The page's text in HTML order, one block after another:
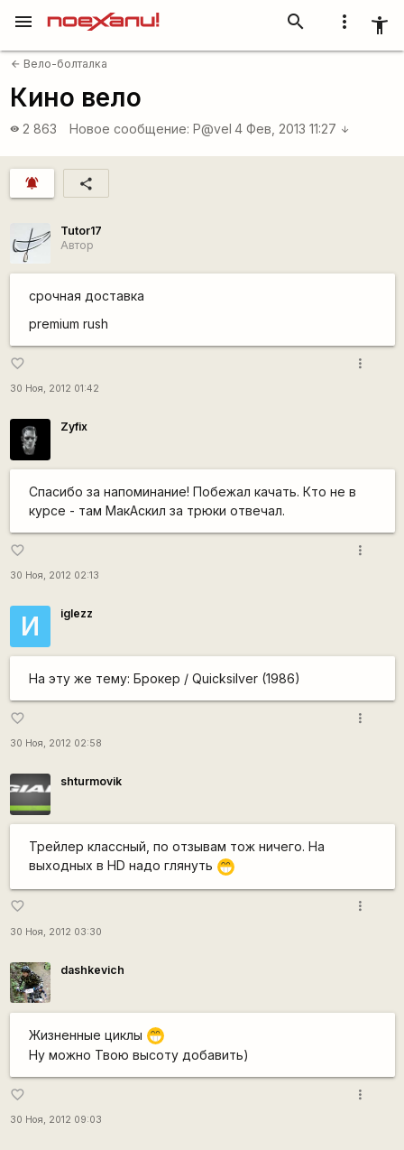
more_vert accessibility_new
search
menu
arrow_back Вело-болталка
Кино вело
visibility 2 863 Новое сообщение: P@vel 4 Фев, 2013 11:27 arrow_downward
notifications_active share
Tutor17
Автор
срочная доставка
premium rush
favorite_border
30 Ноя, 2012 01:42
more_vert
Zyfix
Спасибо за напоминание! Побежал качать. Кто не в
курсе - там МакАскил за трюки отвечал.
favorite_border
30 Ноя, 2012 02:13
more_vert
И iglezz
На эту же тему: Брокер / Quicksilver (1986)
favorite_border
30 Ноя, 2012 02:58
more_vert
shturmovik
Трейлер классный, по отзывам тож ничего. На
выходных в HD надо глянуть ;D
favorite_border
30 Ноя, 2012 03:30
more_vert
dashkevich
Жизненные циклы ;D
Ну можно Твою высоту добавить)
favorite_border
30 Ноя, 2012 09:03
more_vert